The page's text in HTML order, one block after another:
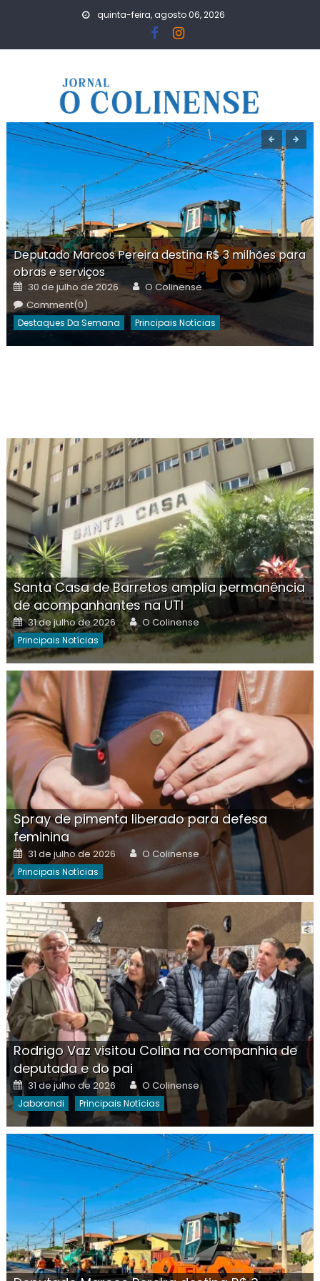
quinta-feira, agosto 06, 2026
Deputado Marcos Pereira destina R$ 3 milhões para
obras e serviços
Posted
on
30 de julho de 2026 Author
O Colinense
Comment(0)
Destaques Da Semana Principais Notícias
Santa Casa de Barretos amplia permanência
de acompanhantes na UTI
Posted
on
31 de julho de 2026 Author
O Colinense
Principais Notícias
Spray de pimenta liberado para defesa
feminina
Posted
on
31 de julho de 2026 Author
O Colinense
Principais Notícias
Rodrigo Vaz visitou Colina na companhia de
deputada e do pai
Posted
on
31 de julho de 2026 Author
O Colinense
Jaborandi Principais Notícias